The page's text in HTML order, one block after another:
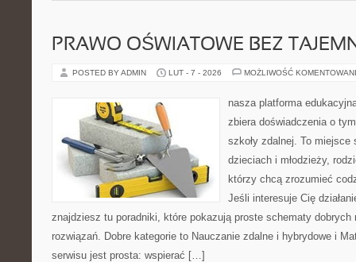
PRAWO OŚWIATOWE BEZ
POSTED BY ADMIN LUT - 7 - 2026 MOŻLIWOŚĆ
nasza platforma
zbiera doświadczenia o
szkoły zdalnej. To
dzieciach i młodzieży,
którzy chcą zrozumieć
Jeśli interesuje Cię
znajdziesz tu poradniki, które pokazują proste schematy dobrych
rozwiązań. Dobre kategorie to Nauczanie zdalne i hybrydowe i
serwisu jest prosta: wspierać […]